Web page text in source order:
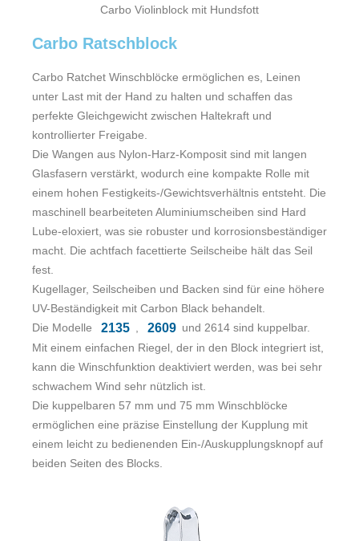
Carbo Violinblock mit Hundsfott
Carbo Ratschblock
Carbo Ratchet Winschblöcke ermöglichen es, Leinen
unter Last mit der Hand zu halten und schaffen das
perfekte Gleichgewicht zwischen Haltekraft und
kontrollierter Freigabe.
Die Wangen aus Nylon-Harz-Komposit sind mit langen
Glasfasern verstärkt, wodurch eine kompakte Rolle mit
einem hohen Festigkeits-/Gewichtsverhältnis entsteht. Die
maschinell bearbeiteten Aluminiumscheiben sind Hard
Lube-eloxiert, was sie robuster und korrosionsbeständiger
macht. Die achtfach facettierte Seilscheibe hält das Seil
fest.
Kugellager, Seilscheiben und Backen sind für eine höhere
UV-Beständigkeit mit Carbon Black behandelt.
Die Modelle
2135 2609 und 2614 sind kuppelbar.
Mit einem einfachen Riegel, der in den Block integriert ist,
kann die Winschfunktion deaktiviert werden, was bei sehr
schwachem Wind sehr nützlich ist.
Die kuppelbaren 57 mm und 75 mm Winschblöcke
ermöglichen eine präzise Einstellung der Kupplung mit
einem leicht zu bedienenden Ein-/Auskupplungsknopf auf
beiden Seiten des Blocks.